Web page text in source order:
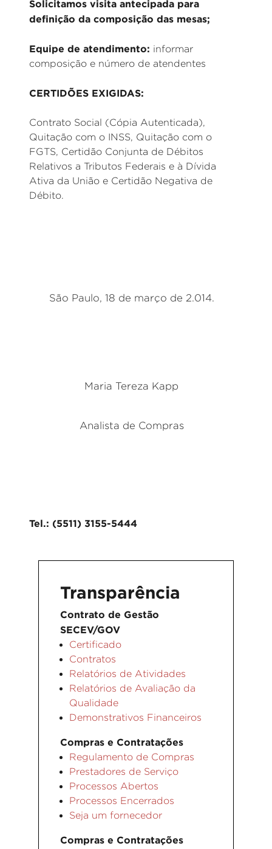
Solicitamos visita antecipada para
definição da composição das mesas;
Equipe de atendimento: informar
composição e número de atendentes
CERTIDÕES EXIGIDAS:
Contrato Social (Cópia Autenticada),
Quitação com o INSS, Quitação com o
FGTS, Certidão Conjunta de Débitos
Relativos a Tributos Federais e à Dívida
Ativa da União e Certidão Negativa de
Débito.
São Paulo, 18 de março de 2.014.
Maria Tereza Kapp
Analista de Compras
Tel.: (5511) 3155-5444
Transparência
Contrato de Gestão
SECEV/GOV
Certificado
Contratos
Relatórios de Atividades
Relatórios de Avaliação da
Qualidade
Demonstrativos Financeiros
Compras e Contratações
Regulamento de Compras
Prestadores de Serviço
Processos Abertos
Processos Encerrados
Seja um fornecedor
Compras e Contratações